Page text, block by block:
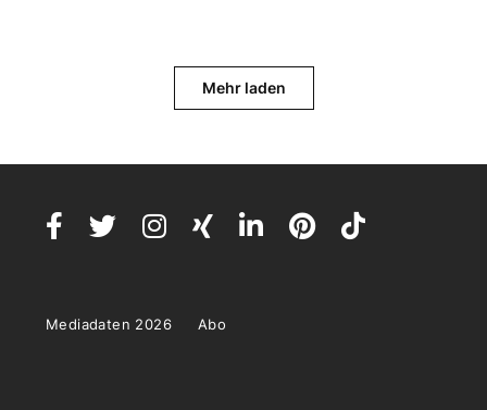
Mehr laden
Mediadaten 2026 Abo